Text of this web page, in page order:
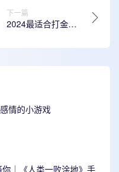
下一篇
2024最适合打金搬
情的小游戏
｜《人类一败涂地》手